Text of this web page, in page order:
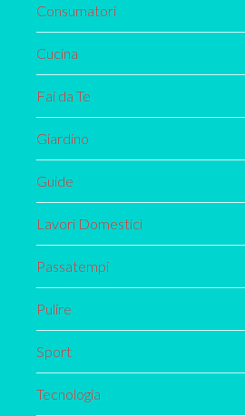
Consumatori
Cucina
Fai da Te
Giardino
Guide
Lavori Domestici
Passatempi
Pulire
Sport
Tecnologia